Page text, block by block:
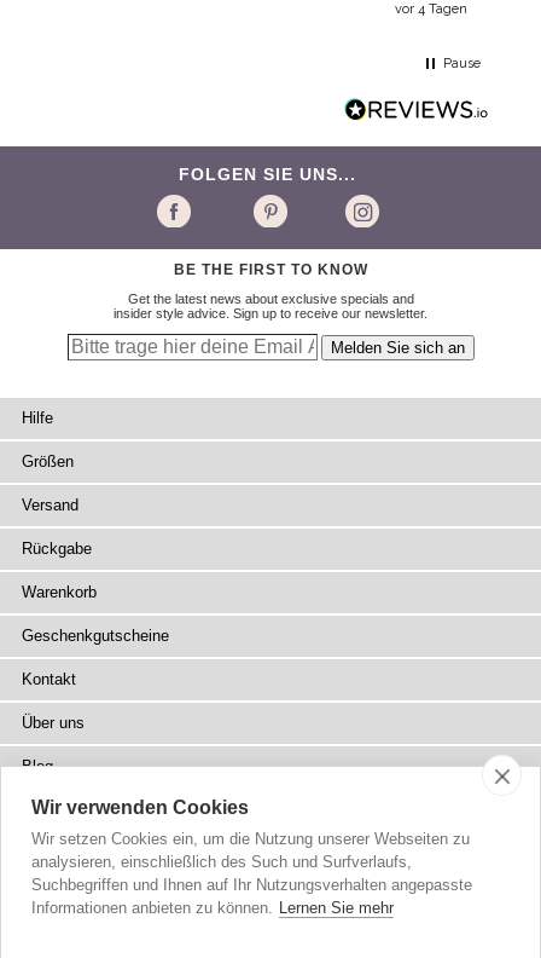
vor 4 Tagen
Pause
FOLGEN SIE UNS...
BE THE FIRST TO KNOW
Get the latest news about exclusive specials and
insider style advice. Sign up to receive our newsletter.
Hilfe
Größen
Versand
Rückgabe
Warenkorb
Geschenkgutscheine
Kontakt
Über uns
Blog
Presse
Fachhändler
Sitemap
Wir verwenden Cookies
Wir setzen Cookies ein, um die Nutzung unserer Webseiten zu
analysieren, einschließlich des Such und Surfverlaufs,
Suchbegriffen und Ihnen auf Ihr Nutzungsverhalten angepasste
Informationen anbieten zu können. Lernen Sie mehr